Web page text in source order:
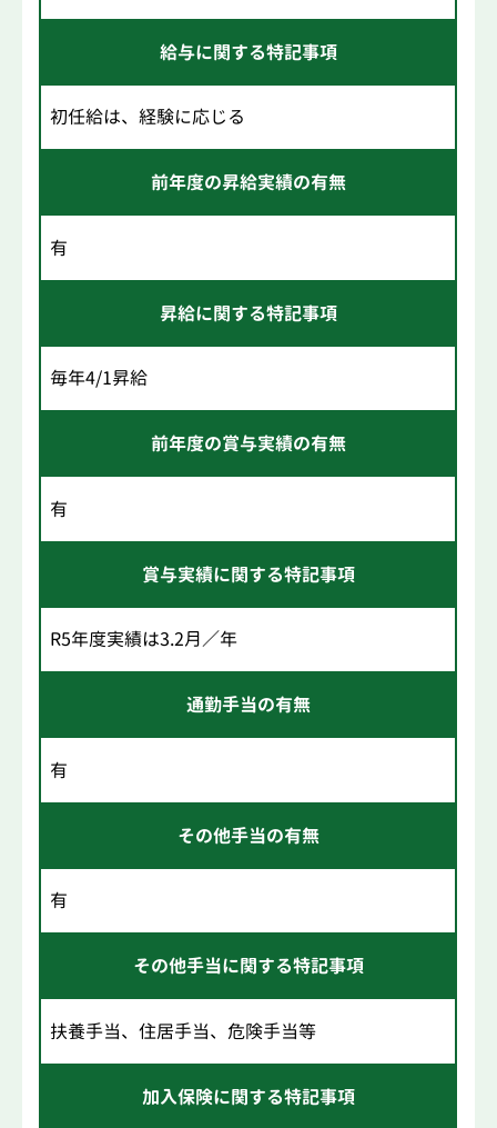
給与に関する特記事項
初任給は、経験に応じる
前年度の昇給実績の有無
有
昇給に関する特記事項
毎年4/1昇給
前年度の賞与実績の有無
有
賞与実績に関する特記事項
R5年度実績は3.2月／年
通勤手当の有無
有
その他手当の有無
有
その他手当に関する特記事項
扶養手当、住居手当、危険手当等
加入保険に関する特記事項